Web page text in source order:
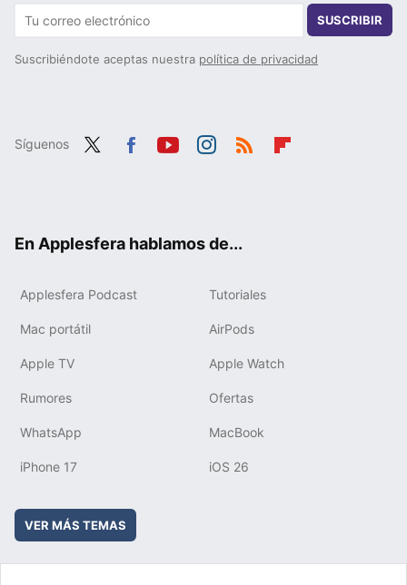
SUSCRIBIR
Suscribiéndote aceptas nuestra política de privacidad
Síguenos
En Applesfera hablamos de...
Applesfera Podcast Tutoriales
Mac portátil AirPods
Apple TV Apple Watch
Rumores Ofertas
WhatsApp MacBook
iPhone 17 iOS 26
VER MÁS TEMAS